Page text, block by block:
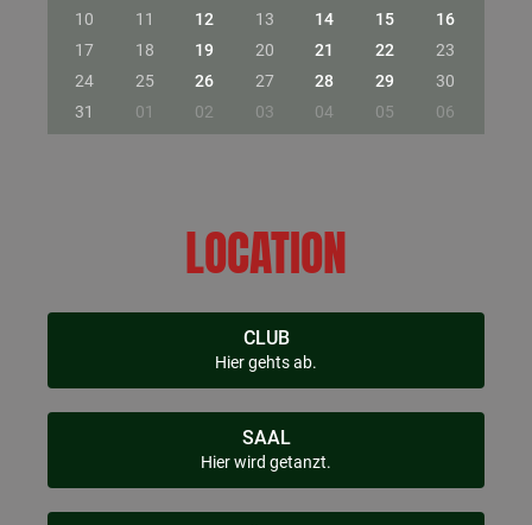
10
11 12 13 14 15
16
17
18 19 20 21 22
23
24
25 26 27 28 29
30
31
01 02 03 04 05 06
LOCATION
CLUB
Hier gehts ab.
SAAL
Hier wird getanzt.